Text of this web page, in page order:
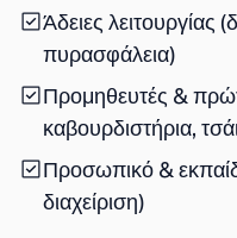
Άδειες λειτουργίας
πυρασφάλεια)
Προμηθευτές &
καβουρδιστήρια,
Προσωπικό &
διαχείριση)